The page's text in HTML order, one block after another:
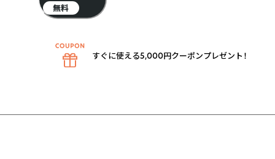
無料
すぐに使える5,000円クーポンプレゼント！